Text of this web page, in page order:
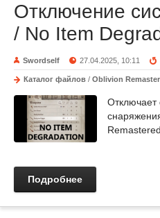
Отключение
/ No Item
Swordself 27.04.2025, 10:11
Каталог файлов / Oblivion
Отключает
Remastered.
Подробнее